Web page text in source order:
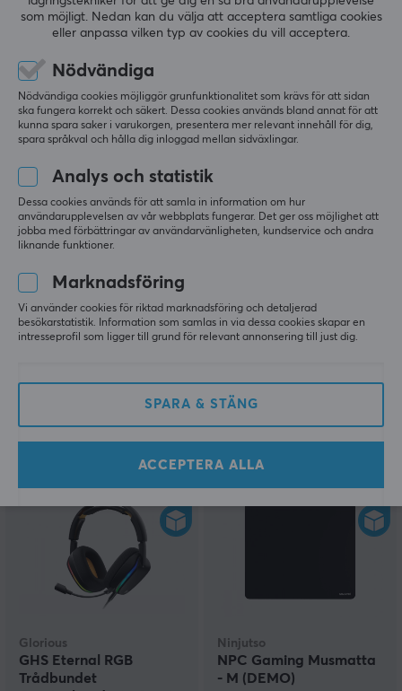
Webbkamera (DEMO)
(0)
399 kr (599 kr)
8K Trådlös Gamingmus -
Phantom Ninja (DEMO)
1190 kr (1890 kr)
Pulsar
X2 v3 Size2 Trådlös
Gamingmus - Vit
879 kr (1290 kr)
BatKnight
Dream 75HE RGB
Tangentbord ANSI -
(1)
799 kr (1099 kr)
SPARA 18%
Glorious
GHS Eternal RGB
Trådbundet
SPARA 20%
Ninjutso
NPC Gaming Musmatta
- M (DEMO)
som möjligt. Nedan kan du välja att acceptera samtliga cookies
eller anpassa vilken typ av cookies du vill acceptera.
Nödvändiga
Nödvändiga cookies möjliggör grunfunktionalitet som krävs för att sidan
ska fungera korrekt och säkert. Dessa cookies används bland annat för att
kunna spara saker i varukorgen, presentera mer relevant innehåll för dig,
spara språkval och hålla dig inloggad mellan sidväxlingar.
Analys och statistik
Dessa cookies används för att samla in information om hur
användarupplevelsen av vår webbplats fungerar. Det ger oss möjlighet att
jobba med förbättringar av användarvänligheten, kundservice och andra
liknande funktioner.
Marknadsföring
Vi använder cookies för riktad marknadsföring och detaljerad
besökarstatistik. Information som samlas in via dessa cookies skapar en
intresseprofil som ligger till grund för relevant annonsering till just dig.
SPARA & STÄNG
ACCEPTERA ALLA